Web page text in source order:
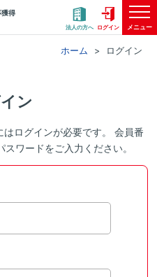
獲得
法人の方へ ログイン メニュー
ホーム ログイン
ン
ログインが必要です。 会員番
ワードをご入力ください。